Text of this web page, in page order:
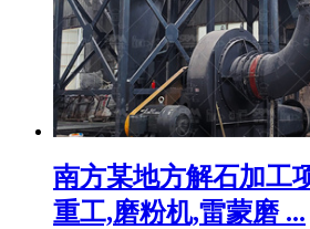
南方某地方解石加工
重工,磨粉机,雷蒙磨 ...